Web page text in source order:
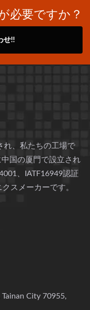
必要ですか？
せ!!
れ、私たちの工場で
国の厦門で設立され
、IATF16949認証
スメーカーです。
City 70955,